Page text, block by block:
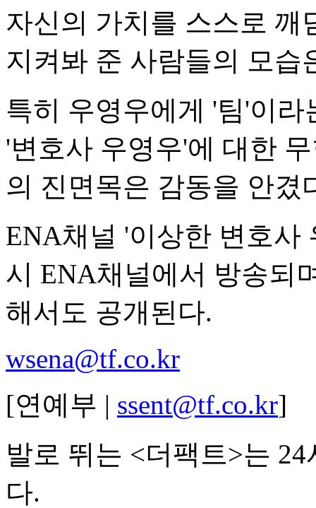
자신의 가치를 스스로 깨
지켜봐 준 사람들의 모습
특히 우영우에게 '팀'이
'변호사 우영우'에 대한
의 진면목은 감동을 안겼
ENA채널 '이상한 변호사
시 ENA채널에서 방송되
해서도 공개된다.
wsena@tf.co.kr
[연예부 | ssent@tf.co.kr]
발로 뛰는 <더팩트>는
다.